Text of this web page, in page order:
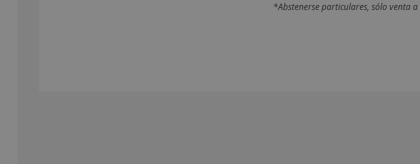
*Abstenerse particulares, sólo venta